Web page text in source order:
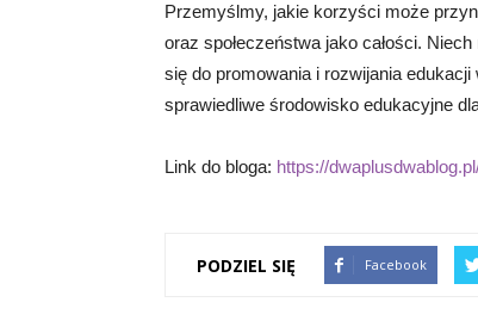
Przemyślmy, jakie korzyści może
oraz społeczeństwa jako całości.
się do promowania i rozwijania
sprawiedliwe środowisko edukacyjne
Link do bloga: https://
PODZIEL SIĘ Facebook